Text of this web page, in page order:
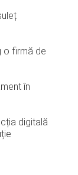
o firmă de
în
digitală